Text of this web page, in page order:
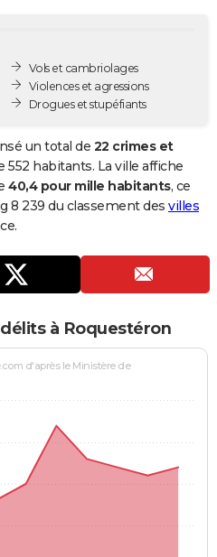
Vols et cambriolages
Violences et agressions
Drogues et stupéfiants
un total de 22 crimes et
habitants. La ville affiche
40,4 pour mille habitants, ce
8 239 du classement des villes
à Roquestéron
d'après le Ministère de